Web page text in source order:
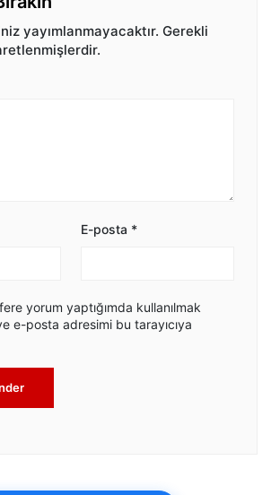
yayımlanmayacaktır. Gerekli
E-posta *
yorum yaptığımda kullanılmak
e-posta adresimi bu tarayıcıya